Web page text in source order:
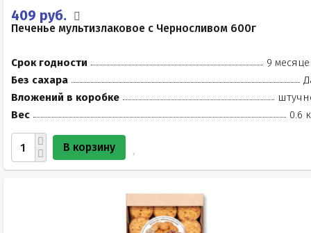
409 руб.
Печенье мультизлаковое с Черносливом 600г
Срок годности
9
Без сахара
Вложений в коробке
Вес
0.6
В корзину